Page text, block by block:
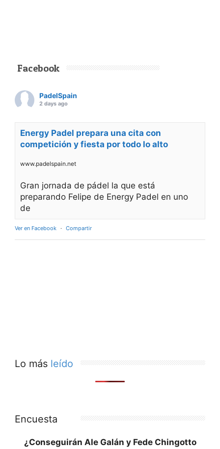
Facebook
PadelSpain
2 days ago
Energy Padel prepara una cita con
competición y fiesta por todo lo alto
www.padelspain.net
Gran jornada de pádel la que está
preparando Felipe de Energy Padel en uno
de
Ver en Facebook · Compartir
Lo más leído
Encuesta
¿Conseguirán Ale Galán y Fede Chingotto